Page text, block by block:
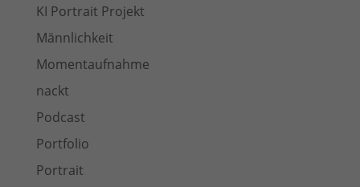
KI Portrait Projekt
Männlichkeit
Momentaufnahme
nackt
Podcast
Portfolio
Portrait